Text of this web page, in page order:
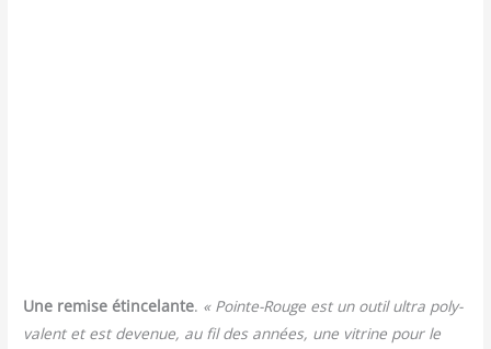
Une remise étin­ce­lante. « Pointe-Rouge est un outil ultra poly­
va­lent et est deve­nue, au fil des années, une vitrine pour le